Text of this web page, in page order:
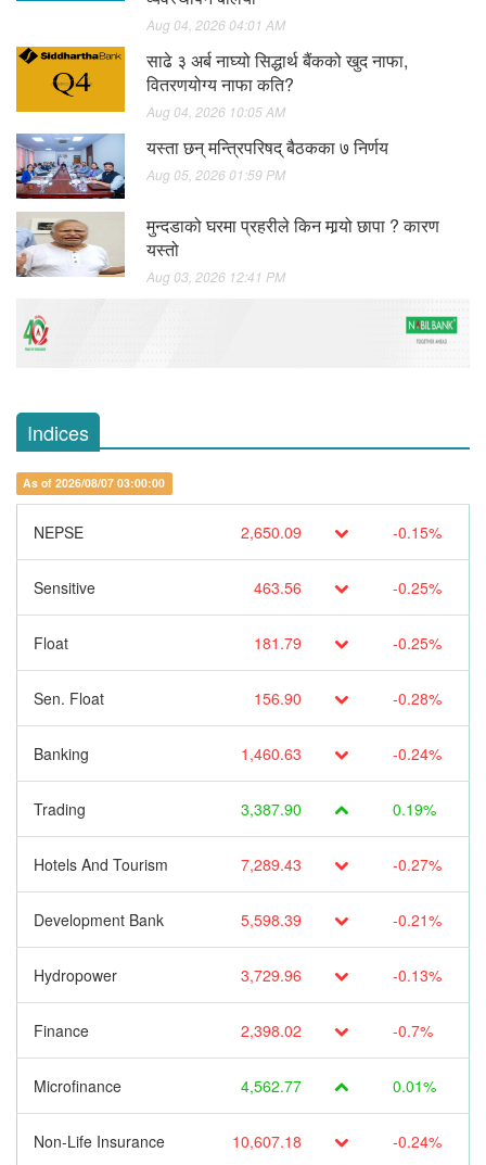
Aug 04, 2026 04:01 AM
साढे ३ अर्ब नाघ्यो सिद्धार्थ बैंकको खुद नाफा,
वितरणयोग्य नाफा कति?
Aug 04, 2026 10:05 AM
यस्ता छन् मन्त्रिपरिषद् बैठकका ७ निर्णय
Aug 05, 2026 01:59 PM
मुन्दडाको घरमा प्रहरीले किन मार्‍यो छापा ? कारण
यस्तो
Aug 03, 2026 12:41 PM
Indices
As of 2026/08/07 03:00:00
NEPSE 2,650.09 -0.15%
Sensitive 463.56 -0.25%
Float 181.79 -0.25%
Sen. Float 156.90 -0.28%
Banking 1,460.63 -0.24%
Trading 3,387.90 0.19%
Hotels And Tourism 7,289.43 -0.27%
Development Bank 5,598.39 -0.21%
Hydropower 3,729.96 -0.13%
Finance 2,398.02 -0.7%
Microfinance 4,562.77 0.01%
Non-Life Insurance 10,607.18 -0.24%